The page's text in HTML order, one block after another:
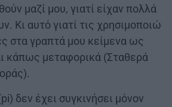
μαζί μου, γιατί είχαν πολλά
Κι αυτό γιατί τις χρησιμοποιώ
στα γραπτά μου κείμενα ως
κάπως μεταφορικά (Σταθερά
δεν έχει συγκινήσει μόνον